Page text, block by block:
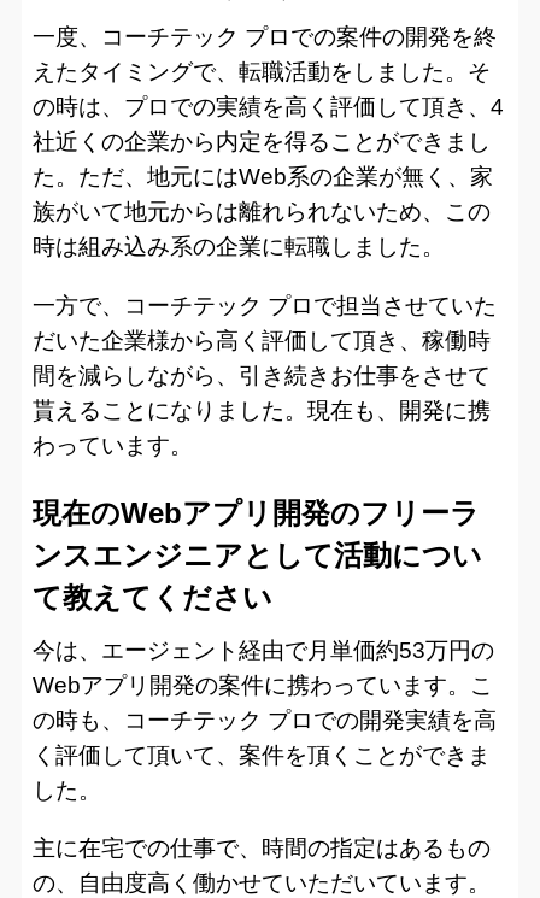
一度、コーチテック プロでの案件の開発を終
えたタイミングで、転職活動をしました。そ
の時は、プロでの実績を高く評価して頂き、4
社近くの企業から内定を得ることができまし
た。ただ、地元にはWeb系の企業が無く、家
族がいて地元からは離れられないため、この
時は組み込み系の企業に転職しました。
一方で、コーチテック プロで担当させていた
だいた企業様から高く評価して頂き、稼働時
間を減らしながら、引き続きお仕事をさせて
貰えることになりました。現在も、開発に携
わっています。
現在のWebアプリ開発のフリーラ
ンスエンジニアとして活動につい
て教えてください
今は、エージェント経由で月単価約53万円の
Webアプリ開発の案件に携わっています。こ
の時も、コーチテック プロでの開発実績を高
く評価して頂いて、案件を頂くことができま
した。
主に在宅での仕事で、時間の指定はあるもの
の、自由度高く働かせていただいています。